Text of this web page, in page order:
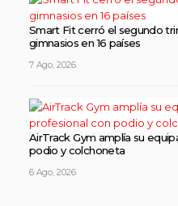
Smart Fit cerró el segundo
gimnasios en 16 países
7 Ago, 2026
AirTrack Gym amplía su
podio y colchoneta
6 Ago, 2026